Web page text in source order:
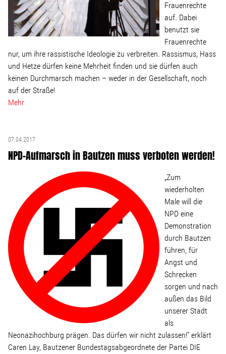
Linke Zukunftsdebatte
Sonstiges
Wahlkreis
Service
Termine
Stellenangebot
Kontakt
Team
Transparenz
Frauenrechte
auf. Dabei
benutzt sie
Frauenrechte
nur, um ihre rassistische Ideologie zu verbreiten. Rassismus, Hass
und Hetze dürfen keine Mehrheit finden und sie dürfen auch
keinen Durchmarsch machen – weder in der Gesellschaft, noch
auf der Straße!
Mehr
07.04.2017
NPD-Aufmarsch in Bautzen muss verboten werden!
„Zum
wiederholten
Male will die
NPD eine
Demonstration
durch Bautzen
führen, für
Angst und
Schrecken
sorgen und nach
außen das Bild
unserer Stadt
als
Neonazihochburg prägen. Das dürfen wir nicht zulassen!“ erklärt
Caren Lay, Bautzener Bundestagsabgeordnete der Partei DIE